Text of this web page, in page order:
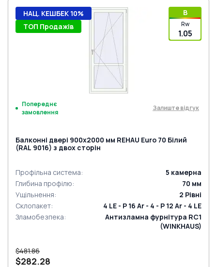
B
Rw
1.05
НАЦ. КЕШБЕК 10%
ТОП Продажів
Попереднє
замовлення
Залиште відгук
Балконні двері 900x2000 мм REHAU Euro 70 Білий
(RAL 9016) з двох сторін
Профільна система: 5 камерна
Глибина профілю: 70 мм
Ущільнення: 2 Рівні
Склопакет:
4 LE - P 16 Ar - 4 - P 12 Ar - 4 LE
Зламобезпека:
Антизламна фурнітура RC1
(WINKHAUS)
$481.86
$282.28